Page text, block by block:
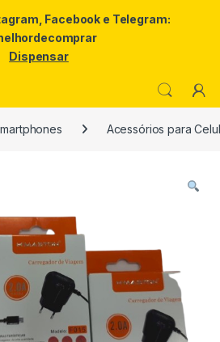
Facebook e Telegram:
Dispensar
Acessórios para